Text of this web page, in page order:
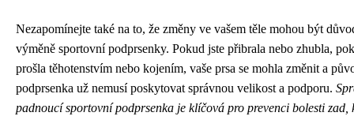
Nezapomínejte také na to, že změny ve vašem těle mohou být
výměně sportovní podprsenky. Pokud jste přibrala nebo zhubla,
prošla těhotenstvím nebo kojením, vaše prsa se mohla změnit a
podprsenka už nemusí poskytovat správnou velikost a podporu.
padnoucí sportovní podprsenka je klíčová pro prevenci bolesti zad,